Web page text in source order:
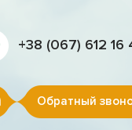
+38 (067) 612 16
Обратный